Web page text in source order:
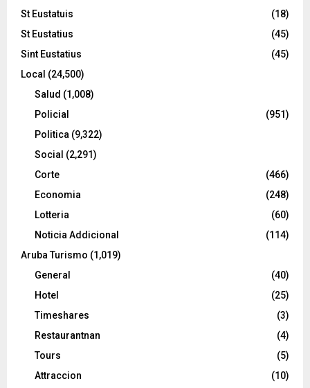
St Eustatuis
(18)
St Eustatius
(45)
Sint Eustatius
(45)
Local (24,500)
Salud (1,008)
Policial
(951)
Politica (9,322)
Social (2,291)
Corte
(466)
Economia
(248)
Lotteria
(60)
Noticia Addicional
(114)
Aruba Turismo (1,019)
General
(40)
Hotel
(25)
Timeshares
(3)
Restaurantnan
(4)
Tours
(5)
Attraccion
(10)